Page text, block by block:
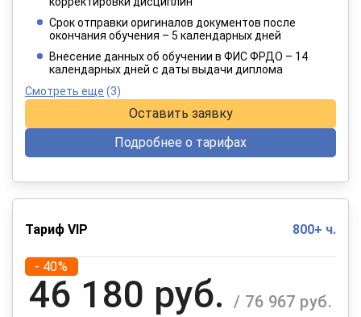
При оплате в рассрочку на 12 месяцев
Срок отправки оригиналов документов после
окончания обучения – 5 календарных дней
Внесение данных об обучении в ФИС ФРДО – 14
календарных дней с даты выдачи диплома
Смотреть еще (3)
Оставить заявку
Подробнее о тарифах
Тариф VIP 800+ ч.
- 40%
46 180 руб. / 76 967 руб.